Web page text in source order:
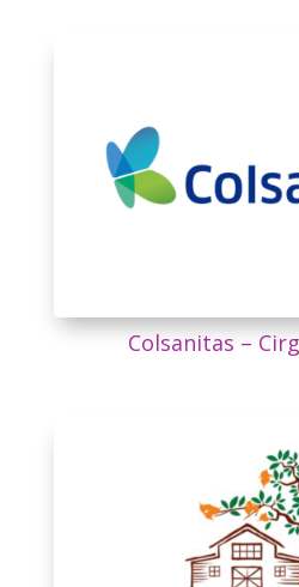
Colsanitas –